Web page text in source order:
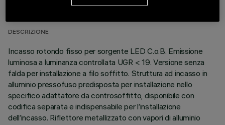
ULTIMO AGGIORNAMENTO: 01/08/2026
DESCRIZIONE
Incasso rotondo fisso per sorgente LED C.o.B. Emissione
luminosa a luminanza controllata UGR < 19. Versione senza
falda per installazione a filo soffitto. Struttura ad incasso in
alluminio pressofuso predisposta per installazione nello
specifico adattatore da controsoffitto, disponibile con
codifica separata e indispensabile per l’installazione
dell’incasso. Riflettore metallizzato con vapori di alluminio